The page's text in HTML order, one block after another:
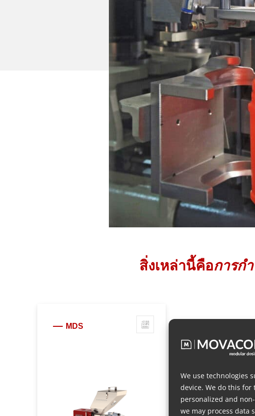
We use technologies
device. We do this
personalized and
we may process data
สิ่งเหล่านี้คือการก
MDS